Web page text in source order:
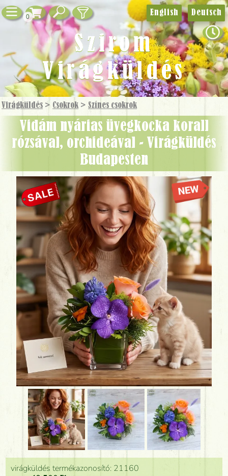
0
Virágküldés > Csokrok >Színes csokrok
Vidám nyárias üvegkocka korall
rózsával, orchideával - Virágküldés
Budapesten
virágküldés termékazonosító: 21160
English Deutsch
Szirom
Virágküldés